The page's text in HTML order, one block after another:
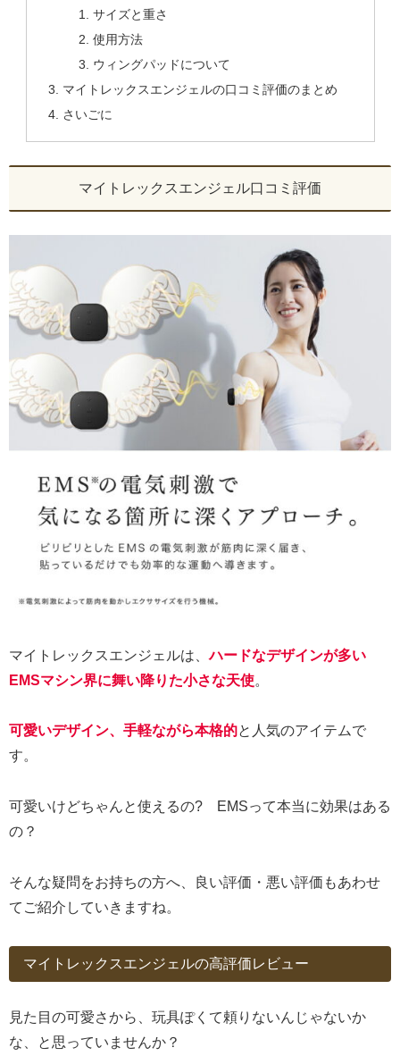
サイズと重さ
使用方法
ウィングパッドについて
マイトレックスエンジェルの口コミ評価のまとめ
さいごに
マイトレックスエンジェル口コミ評価
マイトレックスエンジェルは、ハードなデザインが多い
EMSマシン界に舞い降りた小さな天使。
可愛いデザイン、手軽ながら本格的と人気のアイテムで
す。
可愛いけどちゃんと使えるの? EMSって本当に効果はある
の？
そんな疑問をお持ちの方へ、良い評価・悪い評価もあわせ
てご紹介していきますね。
マイトレックスエンジェルの高評価レビュー
見た目の可愛さから、玩具ぽくて頼りないんじゃないか
な、と思っていませんか？